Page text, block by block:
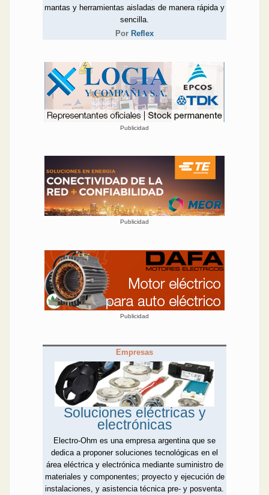
mantas y herramientas aisladas de manera rápida y
sencilla.
Por Reflex
Publicidad
Publicidad
Publicidad
Empresas
Soluciones eléctricas y
electrónicas
Electro-Ohm es una empresa argentina que se
dedica a proponer soluciones tecnológicas en el
área eléctrica y electrónica mediante suministro de
materiales y componentes; proyecto y ejecución de
instalaciones, y asistencia técnica pre- y posventa.